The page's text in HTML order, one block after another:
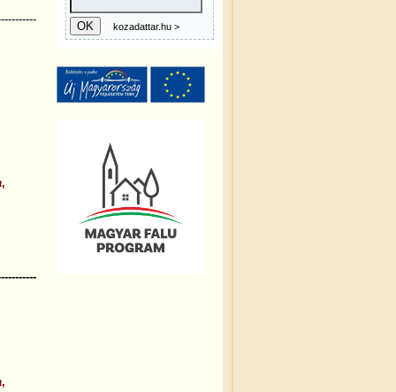
,
,
kozadattar.hu >